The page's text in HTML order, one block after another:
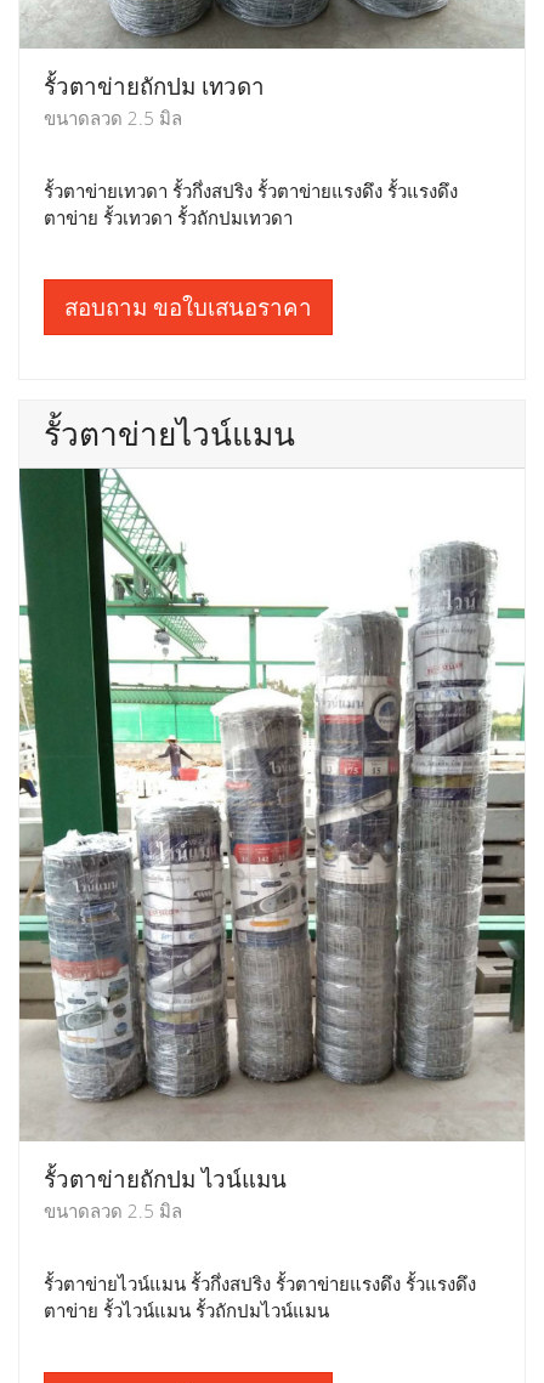
รั้วตาข่ายถักปม เทวดา
ขนาดลวด 2.5 มิล
รั้วตาข่ายเทวดา รั้วกึ่งสปริง รั้วตาข่ายแรงดึง รั้วแรงดึง
ตาข่าย รั้วเทวดา รั้วถักปมเทวดา
สอบถาม ขอใบเสนอราคา
รั้วตาข่ายไวน์แมน
รั้วตาข่ายถักปม ไวน์แมน
ขนาดลวด 2.5 มิล
รั้วตาข่ายไวน์แมน รั้วกึ่งสปริง รั้วตาข่ายแรงดึง รั้วแรงดึง
ตาข่าย รั้วไวน์แมน รั้วถักปมไวน์แมน